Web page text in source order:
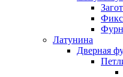
Латунина
Дверная